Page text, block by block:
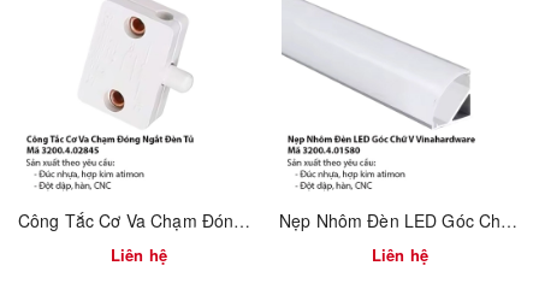
Công Tắc Cơ Va Chạm Đóng Ngắt Đèn Tủ – Mã 3200.4.02845
Liên hệ
Nẹp Nhôm Đèn LED Góc Chữ V Vinahardware – Mã 3200.4.01580
Liên hệ